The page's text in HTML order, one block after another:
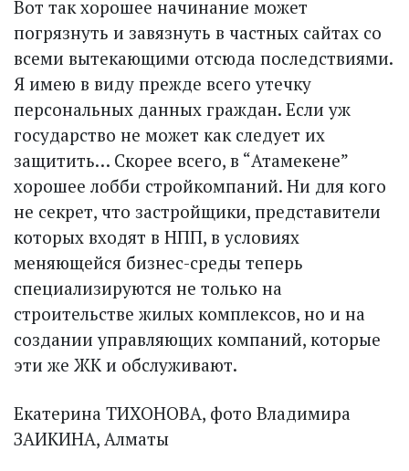
Вот так хорошее начинание может
погрязнуть и завязнуть в частных сайтах со
всеми вытекающими отсюда последствиями.
Я имею в виду прежде всего утечку
персональных данных граждан. Если уж
государство не может как следует их
защитить… Скорее всего, в “Атамекене”
хорошее лобби стройкомпаний. Ни для кого
не секрет, что застройщики, представители
которых входят в НПП, в условиях
меняющейся бизнес-среды теперь
специализируются не только на
строительстве жилых комплексов, но и на
создании управляющих компаний, которые
эти же ЖК и обслуживают.
Екатерина ТИХОНОВА, фото Владимира
ЗАИКИНА, Алматы